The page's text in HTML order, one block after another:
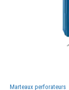
Marteaux perforateurs